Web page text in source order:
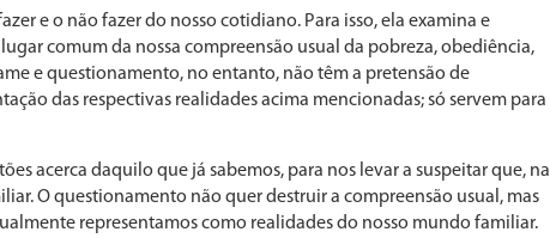
e o não fazer do nosso cotidiano. Para isso, ela examina e
comum da nossa compreensão usual da pobreza, obediência,
e questionamento, no entanto, não têm a pretensão de
das respectivas realidades acima mencionadas; só servem para
acerca daquilo que já sabemos, para nos levar a sus­peitar que, na
O questionamento não quer destruir a compreensão usual, mas
representamos co­mo realidades do nosso mundo familiar.